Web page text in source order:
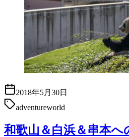
2018年5月30日
adventureworld
和歌山＆白浜＆串本